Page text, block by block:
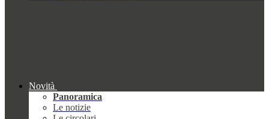
Novità
Panoramica
Le notizie